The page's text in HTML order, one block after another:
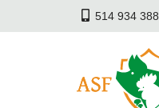
514 934 388